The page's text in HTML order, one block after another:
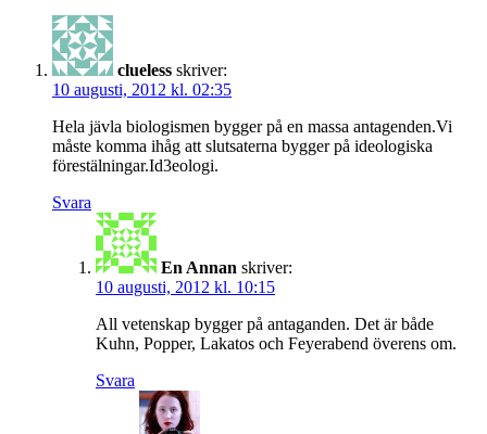
clueless skriver:
10 augusti, 2012 kl. 02:35
Hela jävla biologismen bygger på en massa antagenden.Vi
måste komma ihåg att slutsaterna bygger på ideologiska
förestälningar.Id3eologi.
Svara
En Annan skriver:
10 augusti, 2012 kl. 10:15
All vetenskap bygger på antaganden. Det är både
Kuhn, Popper, Lakatos och Feyerabend överens om.
Svara